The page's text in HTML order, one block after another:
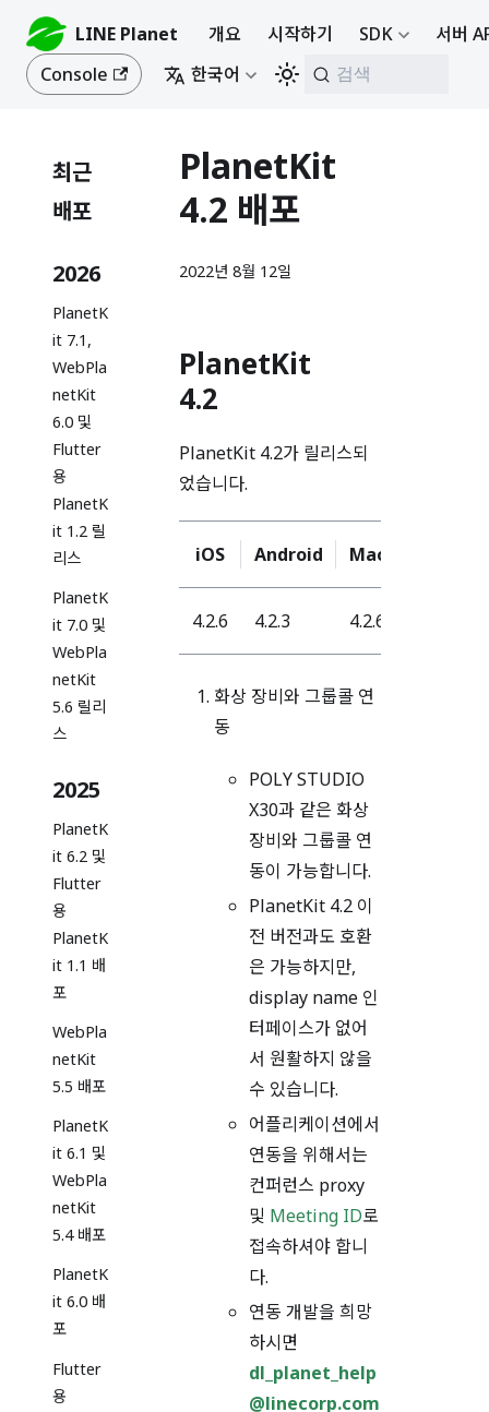
LINE Planet 개요 시작하기 SDK
서버
Console
한국어 검색
최근
배포
2026
PlanetK
it 7.1,
WebPla
netKit
6.0 및
Flutter
용
PlanetK
it 1.2 릴
리스
PlanetK
it 7.0 및
WebPla
netKit
5.6 릴리
스
2025
PlanetK
it 6.2 및
Flutter
용
PlanetK
it 1.1 배
포
WebPla
netKit
5.5 배포
PlanetK
it 6.1 및
WebPla
netKit
5.4 배포
PlanetK
it 6.0 배
포
Flutter
용
PlanetKit
4.2 배포
2022년 8월 12일
PlanetKit
4.2
PlanetKit 4.2가 릴리스되
었습니다.
iOS Android Mac
4.2.6 4.2.3 4.2.6
화상 장비와 그룹콜 연
동
POLY STUDIO
X30과 같은 화상
장비와 그룹콜 연
동이 가능합니다.
PlanetKit 4.2 이
전 버전과도 호환
은 가능하지만,
display name 인
터페이스가 없어
서 원활하지 않을
수 있습니다.
어플리케이션에서
연동을 위해서는
컨퍼런스 proxy
및 Meeting ID로
접속하셔야 합니
다.
연동 개발을 희망
하시면
dl_planet_help
@linecorp.com